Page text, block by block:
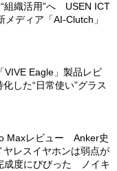
組織活用”へ USEN ICT
ディア「AI-Clutch」
VIVE Eagle」製品レビ
した“日常使い”グラス
Maxレビュー Anker史
レスイヤホンは弱点が
成度にびびった ノイキ